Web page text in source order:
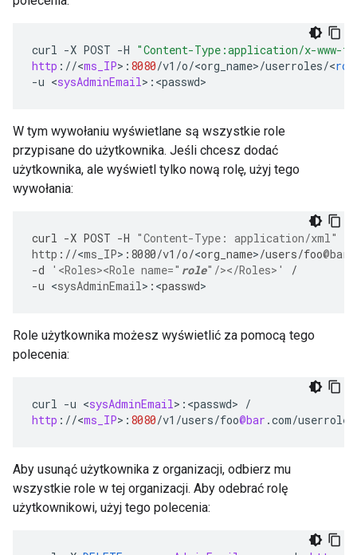
curl -X POST -H "Content-Type:application/x-www-
http : //<ms_IP> : 8080/v1 /o/<org_name>/userroles/<
-u <sysAdminEmail> : <passwd>
W tym wywołaniu wyświetlane są wszystkie role
przypisane do użytkownika. Jeśli chcesz dodać
użytkownika, ale wyświetl tylko nową rolę, użyj tego
wywołania:
curl -X POST -H "Content-Type: application/xml"
http : //<ms_IP> : 8080/v1 /o/<org_name>/users/foo@bar
-d '<Roles><Role name=" role"/></Roles>'
/
-u <sysAdminEmail> : <passwd>
Role użytkownika możesz wyświetlić za pomocą tego
polecenia:
curl -u <sysAdminEmail> : <passwd> /
http : //<ms_IP> : 8080/v1 /users/foo@bar .com/userroles
Aby usunąć użytkownika z organizacji, odbierz mu
wszystkie role w tej organizacji. Aby odebrać rolę
użytkownikowi, użyj tego polecenia: